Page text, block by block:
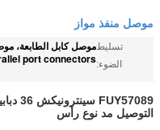
موصل منفذ مواز
تسليط
الضوء:
موصل كابل الطابعة،
port connectors
التوصيل مد نوع رأس